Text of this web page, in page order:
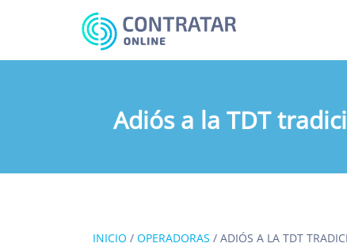
Busca
algo...
Adiós a la TDT
INICIO / OPERADORAS / ADIÓS A LA TDT